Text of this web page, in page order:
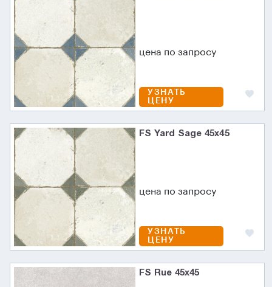
цена по запросу
УЗНАТЬ
ЦЕНУ
FS Yard Sage 45x45
цена по запросу
УЗНАТЬ
ЦЕНУ
FS Rue 45x45